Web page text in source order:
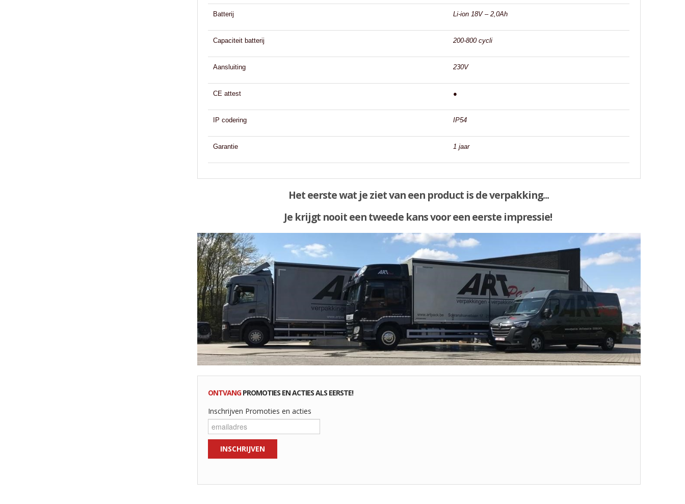
Batterij Li-ion 18V – 2,0Ah
Capaciteit batterij 200-800 cycli
Aansluiting 230V
CE attest ●
IP codering IP54
Garantie 1 jaar
Het eerste wat je ziet van een product is de verpakking...
Je krijgt nooit een tweede kans voor een eerste impressie!
ONTVANGPROMOTIES EN ACTIES ALS EERSTE!
Inschrijven Promoties en acties